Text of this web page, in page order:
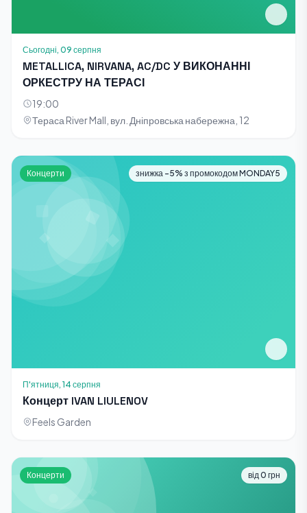
Сьогодні, 09 серпня
METALLICA, NIRVANA, AC/DC У ВИКОНАННІ
ОРКЕСТРУ НА ТЕРАСІ
19:00
Тераса River Mall, вул. Дніпровська набережна, 12
Концерти знижка -5% з промокодом MONDAY5
П'ятниця, 14 серпня
Концерт IVAN LIULENOV
Feels Garden
Концерти від 0 грн